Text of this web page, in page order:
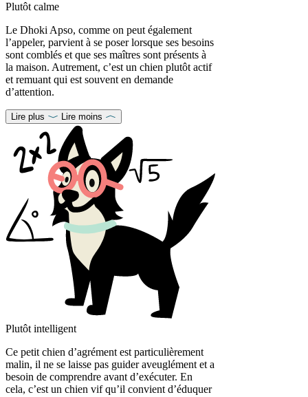
Plutôt calme
Le Dhoki Apso, comme on peut également
l’appeler, parvient à se poser lorsque ses besoins
sont comblés et que ses maîtres sont présents à
la maison. Autrement, c’est un chien plutôt actif
et remuant qui est souvent en demande
d’attention.
Lire plus Lire moins
Plutôt intelligent
Ce petit chien d’agrément est particulièrement
malin, il ne se laisse pas guider aveuglément et a
besoin de comprendre avant d’exécuter. En
cela, c’est un chien vif qu’il convient d’éduquer